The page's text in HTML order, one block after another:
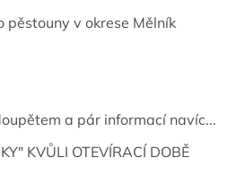
pěstouny v okrese Mělník
a pár informací navíc...
KVŮLI OTEVÍRACÍ DOBĚ